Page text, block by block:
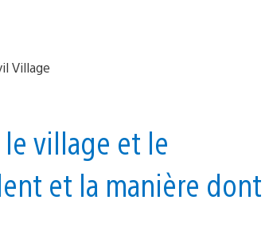
village et le
et la manière dont